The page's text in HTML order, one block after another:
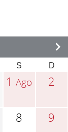
S D
1Ago 2
8 9